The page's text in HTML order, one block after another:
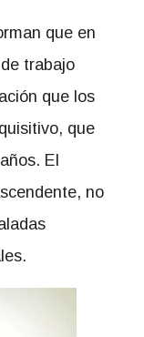
que en
trabajo
que los
que
El
no